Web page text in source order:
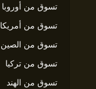
تسوق من أوروبا
تسوق من أمريكا
تسوق من الصين
تسوق من تركيا
تسوق من الهند